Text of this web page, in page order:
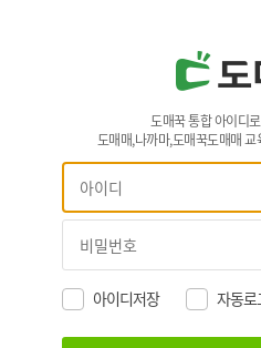
도매꾹 통합 아이디
도매매,나까마,도매꾹도매매
아이디저장 자동로